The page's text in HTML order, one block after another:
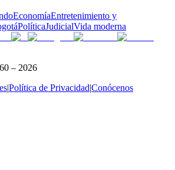
EconomíaEntretenimiento y
PolíticaJudicialVida moderna
– 2026
|Política de Privacidad|Conócenos